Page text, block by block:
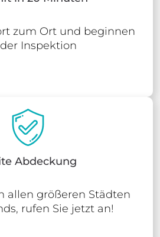
zum Ort und beginnen
Inspektion
Abdeckung
allen größeren Städten
rufen Sie jetzt an!